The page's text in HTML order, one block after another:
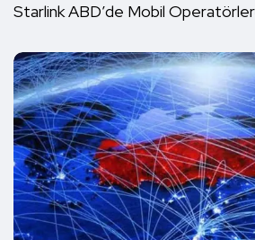
Starlink ABD’de Mobil